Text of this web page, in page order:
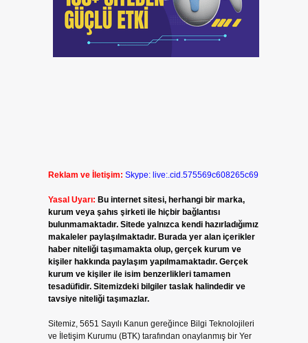
Reklam ve İletişim: Skype: live:.cid.575569c608265c69
Yasal Uyarı: Bu internet sitesi, herhangi bir marka,
kurum veya şahıs şirketi ile hiçbir bağlantısı
bulunmamaktadır. Sitede yalnızca kendi hazırladığımız
makaleler paylaşılmaktadır. Burada yer alan içerikler
haber niteliği taşımamakta olup, gerçek kurum ve
kişiler hakkında paylaşım yapılmamaktadır. Gerçek
kurum ve kişiler ile isim benzerlikleri tamamen
tesadüfidir. Sitemizdeki bilgiler taslak halindedir ve
tavsiye niteliği taşımazlar.
Sitemiz, 5651 Sayılı Kanun gereğince Bilgi Teknolojileri
ve İletişim Kurumu (BTK) tarafından onaylanmış bir Yer